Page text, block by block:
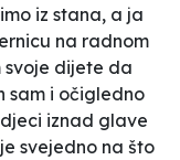
iz stana, a ja
na radnom
svoje dijete da
sam i očigledno
iznad glave
svejedno na što